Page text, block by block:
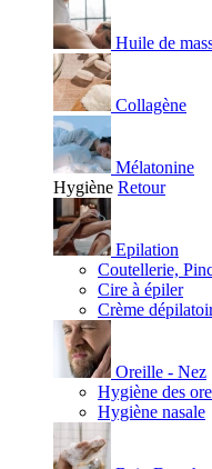
Huile de
Collagène
Mélatonine
Hygiène Retour
Epilation
Coutellerie,
Cire à épiler
Crème
Oreille - Nez
Hygiène des
Hygiène nasale